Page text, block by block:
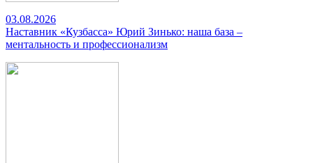
03.08.2026
Наставник «Кузбасса» Юрий Зинько: наша база –
ментальность и профессионализм